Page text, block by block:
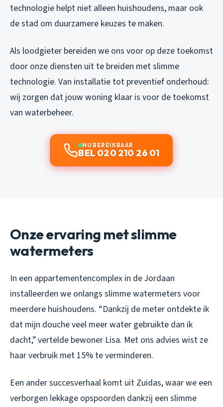
technologie helpt niet alleen huishoudens, maar ook
de stad om duurzamere keuzes te maken.
Als loodgieter bereiden we ons voor op deze toekomst
door onze diensten uit te breiden met slimme
technologie. Van installatie tot preventief onderhoud:
wij zorgen dat jouw woning klaar is voor de toekomst
van waterbeheer.
NU BEREIKBAAR
BEL 020 210 26 01
Onze ervaring met slimme
watermeters
In een appartementencomplex in de Jordaan
installeerden we onlangs slimme watermeters voor
meerdere huishoudens. “Dankzij de meter ontdekte ik
dat mijn douche veel meer water gebruikte dan ik
dacht,” vertelde bewoner Lisa. Met ons advies wist ze
haar verbruik met 15% te verminderen.
Een ander succesverhaal komt uit Zuidas, waar we een
verborgen lekkage opspoorden dankzij een slimme